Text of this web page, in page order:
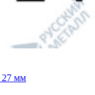
27 мм